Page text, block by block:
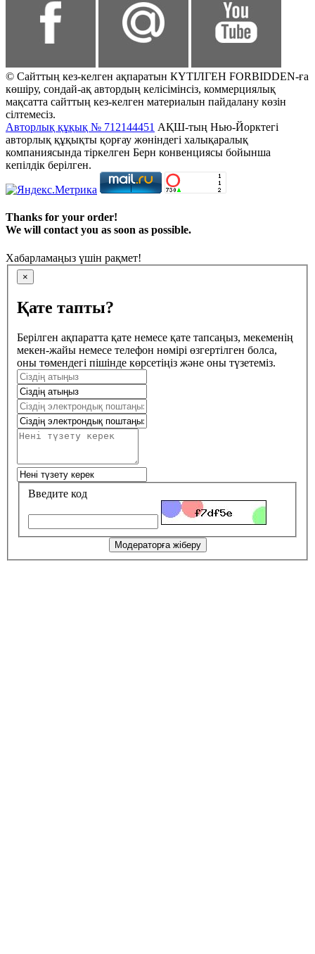
© Сайттың кез-келген ақпаратын КҮТІЛГЕН FORBIDDEN-ға
көшіру, сондай-ақ автордың келісімінсіз, коммерциялық
мақсатта сайттың кез-келген материалын пайдалану көзін
сілтемесіз.
Авторлық құқық № 712144451 АҚШ-тың Нью-Йорктегі
авторлық құқықты қорғау жөніндегі халықаралық
компаниясында тіркелген Берн конвенциясы бойынша
кепілдік берілген.
Thanks for your order!
We will contact you as soon as possible.
Хабарламаңыз үшін рақмет!
×
Қате тапты?
Берілген ақпаратта қате немесе қате тапсаңыз, мекеменің
мекен-жайы немесе телефон нөмірі өзгертілген болса,
оны төмендегі пішінде көрсетіңіз және оны түзетеміз.
Введите код
Модераторға жіберу